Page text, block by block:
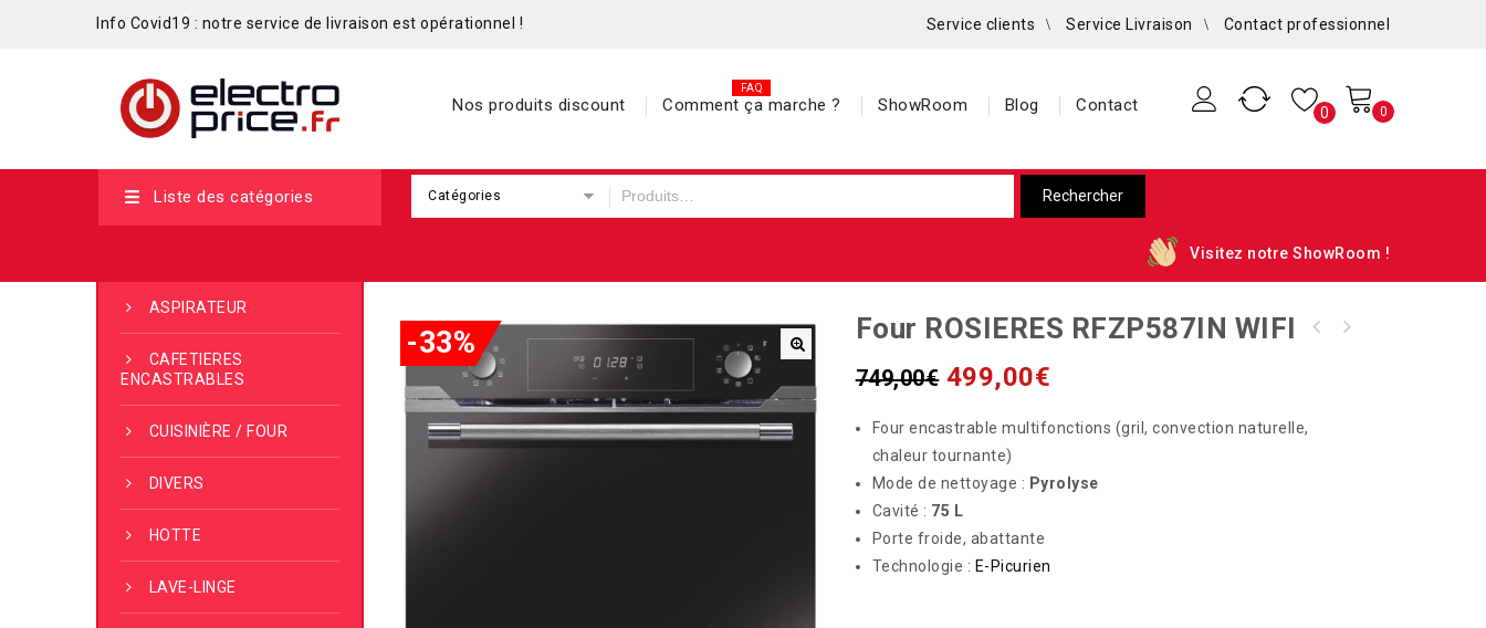
Info Covid19 : notre service de livraison est opérationnel ! Service clients Service Livraison Contact professionnel
Nos produits discount Comment ça marche ? ShowRoom Blog Contact 0 0
Liste des catégories Catégories
Visitez notre ShowRoom !
ASPIRATEUR
CAFETIERES
ENCASTRABLES
CUISINIÈRE / FOUR
DIVERS
HOTTE
LAVE-LINGE
-33% Four ROSIERES RFZP587IN WIFI
749,00€ 499,00€
Four encastrable multifonctions (gril, convection naturelle,
chaleur tournante)
Mode de nettoyage : Pyrolyse
Cavité : 75 L
Porte froide, abattante
Technologie : E-Picurien